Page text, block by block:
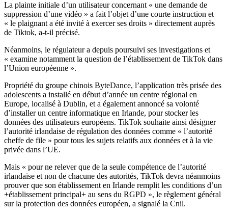
La plainte initiale d’un utilisateur concernant « une demande de
suppression d’une vidéo » a fait l’objet d’une courte instruction et
« le plaignant a été invité à exercer ses droits » directement auprès
de Tiktok, a-t-il précisé.
Néanmoins, le régulateur a depuis poursuivi ses investigations et
« examine notamment la question de l’établissement de TikTok dans
l’Union européenne ».
Propriété du groupe chinois ByteDance, l’application très prisée des
adolescents a installé en début d’année un centre régional en
Europe, localisé à Dublin, et a également annoncé sa volonté
d’installer un centre informatique en Irlande, pour stocker les
données des utilisateurs européens. TikTok souhaite ainsi désigner
l’autorité irlandaise de régulation des données comme « l’autorité
cheffe de file » pour tous les sujets relatifs aux données et à la vie
privée dans l’UE.
Mais « pour ne relever que de la seule compétence de l’autorité
irlandaise et non de chacune des autorités, TikTok devra néanmoins
prouver que son établissement en Irlande remplit les conditions d’un
+établissement principal+ au sens du RGPD », le règlement général
sur la protection des données européen, a signalé la Cnil.